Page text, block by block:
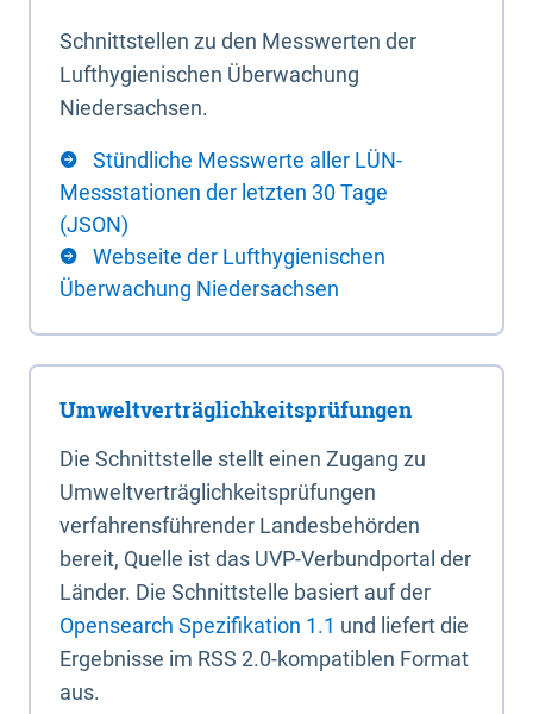
Schnittstellen zu den Messwerten der
Lufthygienischen Überwachung
Niedersachsen.
Stündliche Messwerte aller LÜN-
Messstationen der letzten 30 Tage
(JSON)
Webseite der Lufthygienischen
Überwachung Niedersachsen
Umweltverträglichkeitsprüfungen
Die Schnittstelle stellt einen Zugang zu
Umweltverträglichkeitsprüfungen
verfahrensführender Landesbehörden
bereit, Quelle ist das UVP-Verbundportal der
Länder. Die Schnittstelle basiert auf der
Opensearch Spezifikation 1.1 und liefert die
Ergebnisse im RSS 2.0-kompatiblen Format
aus.